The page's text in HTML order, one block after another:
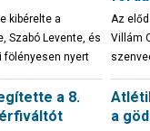
kibérelte a
Szabó Levente, és
fölényesen nyert
Az
Villám
a 8.
a